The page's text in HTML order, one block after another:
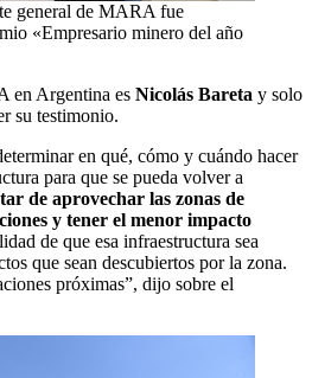
general de MARA fue
«Empresario minero del año
en Argentina es Nicolás Bareta y solo
su testimonio.
en qué, cómo y cuándo hacer
para que se pueda volver a
de aprovechar las zonas de
y tener el menor impacto
de que esa infraestructura sea
que sean descubiertos por la zona.
próximas”, dijo sobre el